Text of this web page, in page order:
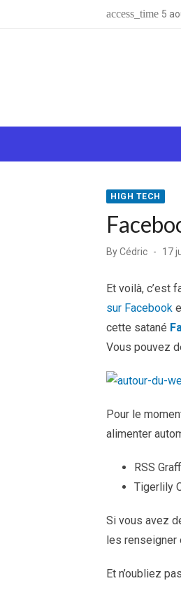
access_time 5
HIGH TECH
ByCédric 17
Et voilà, c’est
sur Facebook
cette satané
Vous pouvez
Pour le
alimenter
RSS
Tigerlily
Si vous avez
les renseigner
Et n’oubliez